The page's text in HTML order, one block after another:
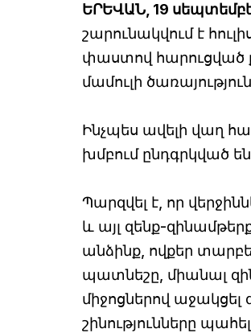
ԵՐԵՎԱՆ, 19
շարունակվում է
փաստով հարուցված
մամուլի
Ինչպես ավելի վաղ
խմբում ընդգրկված են
Պարզվել է, որ
և այլ զենք-
անձինք, ովքեր
պատնեշը, միանալ
միջոցներով
շինությունները